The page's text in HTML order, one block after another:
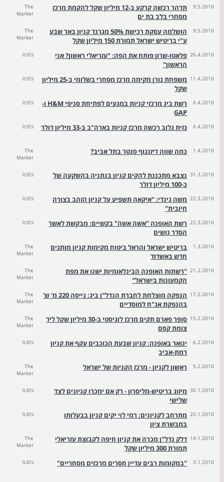
9.5.2010
תדהר רכשה קרקע ב-12 מיליון שקל להקמת מרכז
מסחרי בלב בת ים
The
Marker
9.5.2010
הושלמה עסקת רכישת 50% מגרנד קניון באר שבע
ע"י בריטיש ישראל תמורת 150 מיליון שקל
The
Marker
26.4.2010 פלאטו-שרון פותח את הפה: "עזריאלי ראשון? אני
הראשון"
גלובס
11.4.2010
משפחת גורן מקימה מרכז מסחרי בשלומי ב-25 מיליון
שקל
גלובס
6.4.2010
רשת ביג מרכזי קניות במגעים לפתיחת סניפי H&M ו-
GAP
גלובס
6.4.2010 גזית גלוב רכשה מרכז קניות בארה"ב ב-33 מיליון דולר גלובס
1.4.2010 כמה שווה דיזנגוף סנטר בתל אביב?
The
Marker
31.3.2010 נצבא מתכננת להקים קניון בנתניה בהשקעה של
כ-100 מיליון דולר
גלובס
22.3.2010 משה גינדי: "איקאה תשפיע על קניון הזהב בצורה
חיובית"
גלובס
22.3.2010 רשת האופנה "אשה אשה" בקשיים: מבקשת לאשר
הסדר נושים
גלובס
1.3.2010
בריטיש ישראל והראל ביטוח מקימות קניון מותגים
חדש באשדוד
The
Marker
21.2.2010 "רשתות האופנה הבינלאומיות ישנו את מפת
הקמעונות בישראל"
The
Marker
17.2.2010
הנפקה מוצלחת לחברת הנדל"ן ביג: גייסה 220 מ' ש'
בהנפקת אג"ח למוסדיים
The
Marker
15.2.2010
סופר פארם תקים מרכז לוגיסטי ב-30 מיליון שקל ליד
צומת קסם
The
Marker
6.2.2010
ינואר באופנה: קניון שבעת הכוכבים עקף את קניון
רמת-אביב
גלובס
5.2.2010 ראשון לקניון - מרכז הקניות של ישראל
The
Marker
30.1.2010 מיזוג בריטיש-מליסרון - רק אם ימכרו קניונים לצד
שלישי
גלובס
20.1.2010 מתרחב לקניונים: רמי לוי יקים קניון בבעלותו
במבשרת ציון
גלובס
14.1.2010 דלק נדל"ן מכרה את קניון חיפה לקבוצת עזריאלי
תמורת 300 מיליון שקל
The
Marker
3.1.2010 "במקומות רבים עדיין חסרים מרכזים מסחריים" גלובס